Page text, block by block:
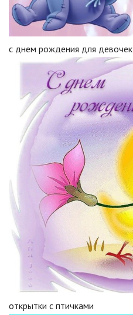
с днем рождения для девочек
открытки с птичками